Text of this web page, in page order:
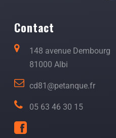
Contact
148 avenue Dembourg
81000 Albi
cd81@petanque.fr
05 63 46 30 15